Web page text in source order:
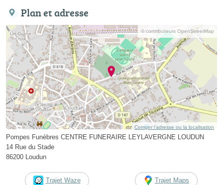
Plan et adresse
© contributeurs OpenStreetMap
Corriger l’adresse ou la localisation
Pompes Funèbres CENTRE FUNERAIRE LEYLAVERGNE LOUDUN
14 Rue du Stade
86200 Loudun
Trajet Waze Trajet Maps